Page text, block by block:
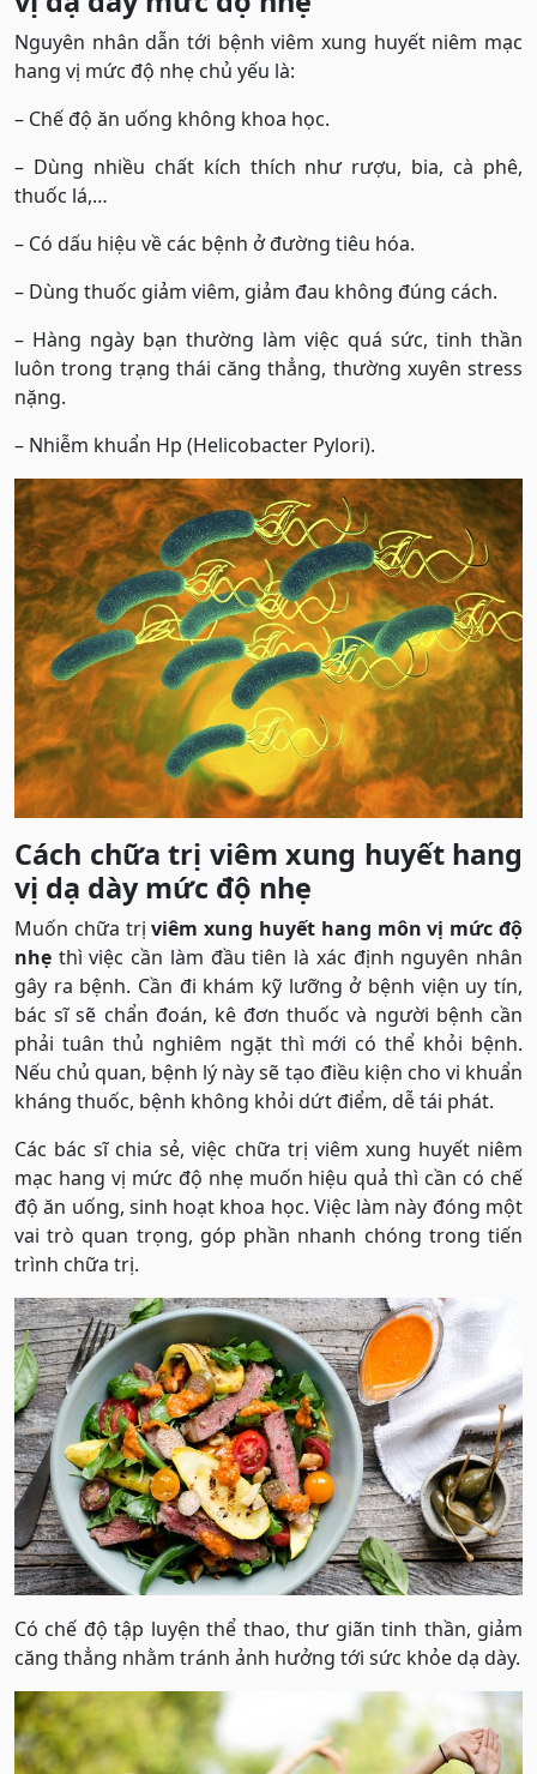
Nguyên nhân dẫn tới bệnh viêm xung huyết niêm mạc
hang vị mức độ nhẹ chủ yếu là:
– Chế độ ăn uống không khoa học.
– Dùng nhiều chất kích thích như rượu, bia, cà phê,
thuốc lá,…
– Có dấu hiệu về các bệnh ở đường tiêu hóa.
– Dùng thuốc giảm viêm, giảm đau không đúng cách.
– Hàng ngày bạn thường làm việc quá sức, tinh thần
luôn trong trạng thái căng thẳng, thường xuyên stress
nặng.
– Nhiễm khuẩn Hp (Helicobacter Pylori).
Cách chữa trị viêm xung huyết hang
vị dạ dày mức độ nhẹ
Muốn chữa trịviêm xung huyết hang môn vị mức độ
nhẹ thì việc cần làm đầu tiên là xác định nguyên nhân
gây ra bệnh. Cần đi khám kỹ lưỡng ở bệnh viện uy tín,
bác sĩ sẽ chẩn đoán, kê đơn thuốc và người bệnh cần
phải tuân thủ nghiêm ngặt thì mới có thể khỏi bệnh.
Nếu chủ quan, bệnh lý này sẽ tạo điều kiện cho vi khuẩn
kháng thuốc, bệnh không khỏi dứt điểm, dễ tái phát.
Các bác sĩ chia sẻ, việc chữa trị viêm xung huyết niêm
mạc hang vị mức độ nhẹ muốn hiệu quả thì cần có chế
độ ăn uống, sinh hoạt khoa học. Việc làm này đóng một
vai trò quan trọng, góp phần nhanh chóng trong tiến
trình chữa trị.
Có chế độ tập luyện thể thao, thư giãn tinh thần, giảm
căng thẳng nhằm tránh ảnh hưởng tới sức khỏe dạ dày.